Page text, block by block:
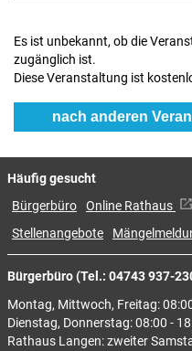
Es ist unbekannt, ob die
zugänglich ist.
Diese Veranstaltung ist
nach anderen
Bürgerbüro (Tel.: 04743 937-
Montag, Mittwoch, Freitag:
Dienstag, Donnerstag: 08:00 -
Rathaus Langen: zweiter
Häufig gesucht
Bürgerbüro Online Rathaus
Stellenangebote